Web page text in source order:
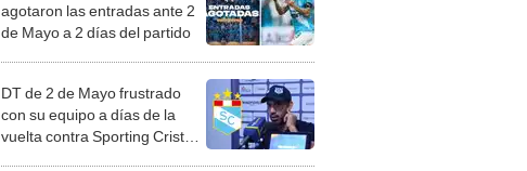
agotaron las entradas ante 2
de Mayo a 2 días del partido
DT de 2 de Mayo frustrado
con su equipo a días de la
vuelta contra Sporting Cristal: